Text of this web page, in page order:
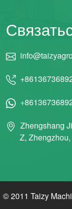
Zhengshang
Z,
© 2011 Taizy